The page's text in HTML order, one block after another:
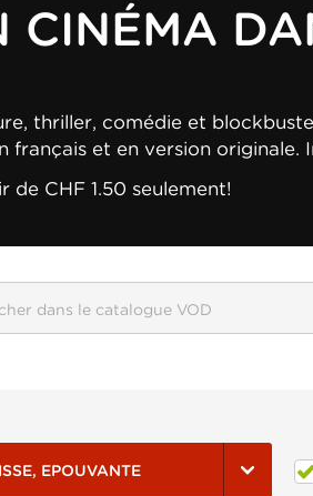
CINÉMA
thriller, comédie et
français et en version
de CHF 1.50 seulement!
EPOUVANTE